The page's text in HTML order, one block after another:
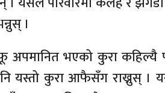
।
अपमानित भएको कुरा
यस्तो कुरा आफैसँग राख्नुस् ।